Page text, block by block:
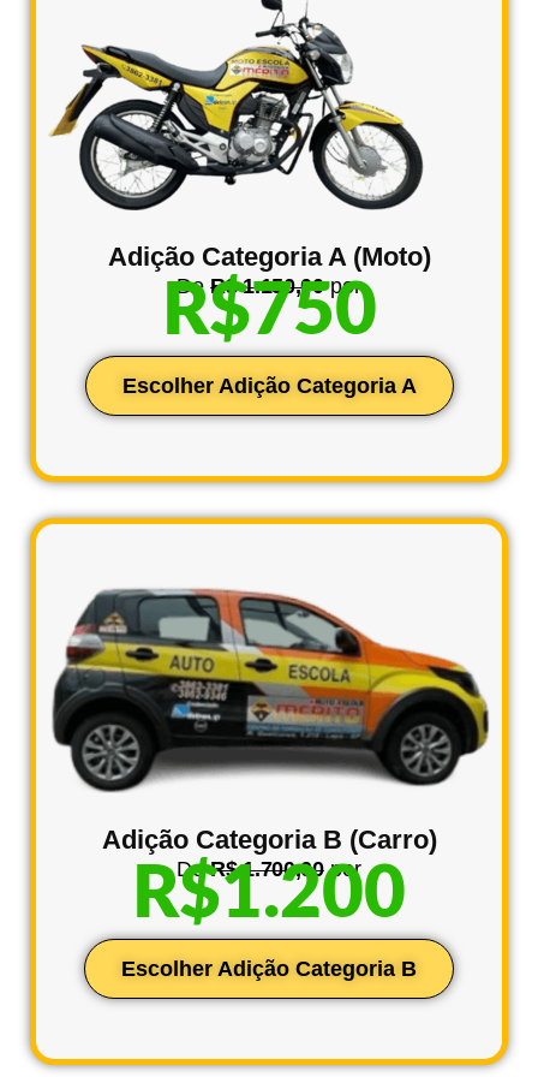
Adição Categoria A (Moto)
DeR$ 1.150,00por
R$750
Escolher Adição Categoria A
Adição Categoria B (Carro)
DeR$ 1.700,00por
R$1.200
Escolher Adição Categoria B